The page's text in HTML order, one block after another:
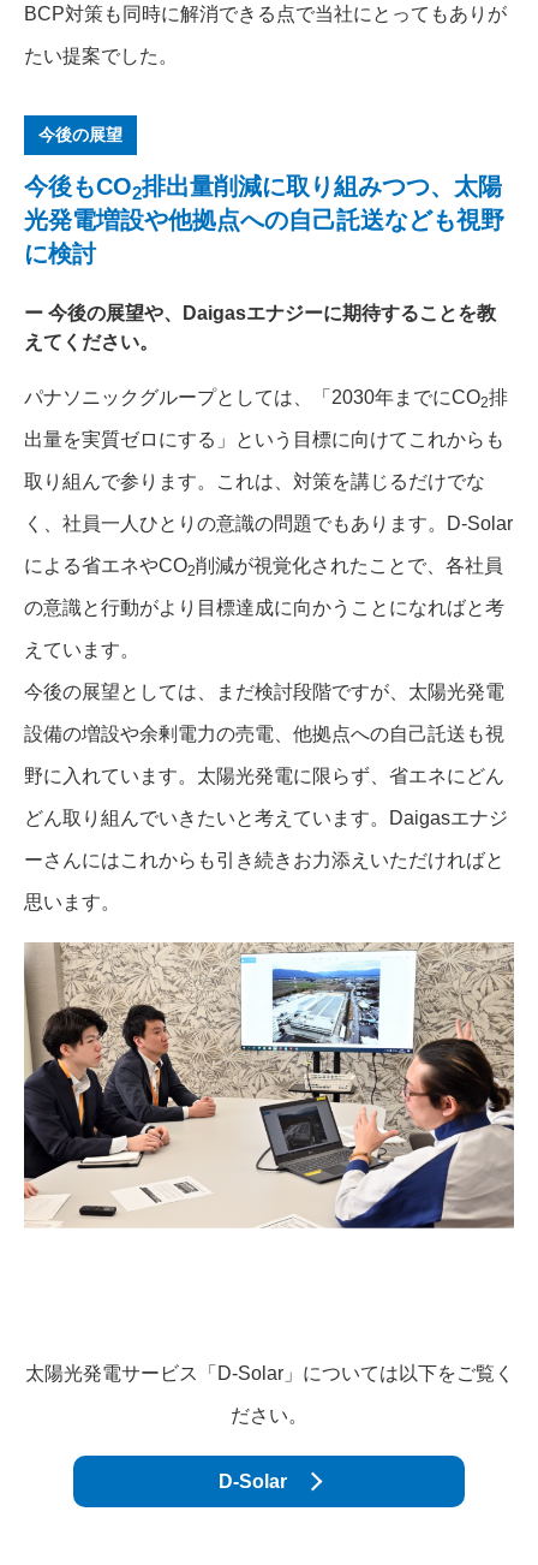
BCP対策も同時に解消できる点で当社にとってもありが
たい提案でした。
今後の展望
今後もCO2排出量削減に取り組みつつ、太陽
光発電増設や他拠点への自己託送なども視野
に検討
今後の展望や、Daigasエナジーに期待することを教
えてください。
パナソニックグループとしては、「2030年までにCO2排
出量を実質ゼロにする」という目標に向けてこれからも
取り組んで参ります。これは、対策を講じるだけでな
く、社員一人ひとりの意識の問題でもあります。D-Solar
による省エネやCO2削減が視覚化されたことで、各社員
の意識と行動がより目標達成に向かうことになればと考
えています。
今後の展望としては、まだ検討段階ですが、太陽光発電
設備の増設や余剰電力の売電、他拠点への自己託送も視
野に入れています。太陽光発電に限らず、省エネにどん
どん取り組んでいきたいと考えています。Daigasエナジ
ーさんにはこれからも引き続きお力添えいただければと
思います。
太陽光発電サービス「D-Solar」については以下をご覧く
ださい。
D-Solar